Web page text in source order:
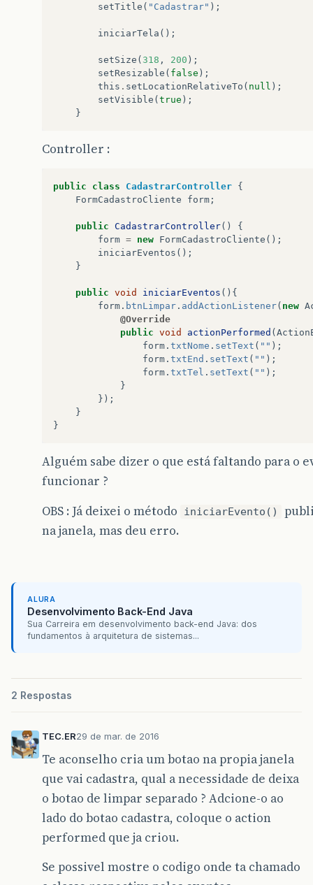
setTitle ( "Cadastrar" );
iniciarTela ();
setSize ( 318 , 200 );
setResizable ( false );
this . setLocationRelativeTo ( null );
setVisible ( true );
}
Controller :
public class CadastrarController {
FormCadastroCliente
form ;
public CadastrarController()
{
form = new FormCadastroCliente ();
iniciarEventos ();
}
public void iniciarEventos (){
form . btnLimpar . addActionListener( new
@Override
public void actionPerformed (
form . txtNome . setText ( "" );
form . txtEnd . setText ( "" );
form . txtTel . setText ( "" );
}
});
}
}
Alguém sabe dizer o que está faltando para o
funcionar ?
OBS : Já deixei o método
iniciarEvento()
na janela, mas deu erro.
ALURA
Desenvolvimento Back-End Java
Sua Carreira em desenvolvimento back-end Java: dos
fundamentos à arquitetura de sistemas...
2 Respostas
TEC.ER29 de mar. de 2016
Te aconselho cria um botao na propia janela
que vai cadastra, qual a necessidade de deixa
o botao de limpar separado ? Adcione-o ao
lado do botao cadastra, coloque o action
performed que ja criou.
Se possivel mostre o codigo onde ta chamado